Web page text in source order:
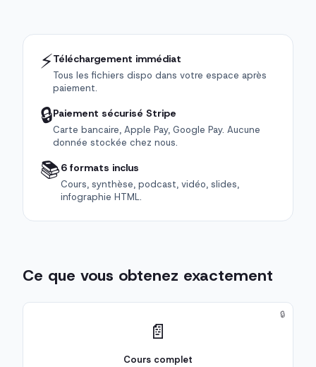
⚡Téléchargement immédiat
Tous les fichiers dispo dans votre espace après
paiement.
🔒Paiement sécurisé Stripe
Carte bancaire, Apple Pay, Google Pay. Aucune
donnée stockée chez nous.
📚6 formats inclus
Cours, synthèse, podcast, vidéo, slides,
infographie HTML.
Ce que vous obtenez exactement
📄
Cours complet
🔒